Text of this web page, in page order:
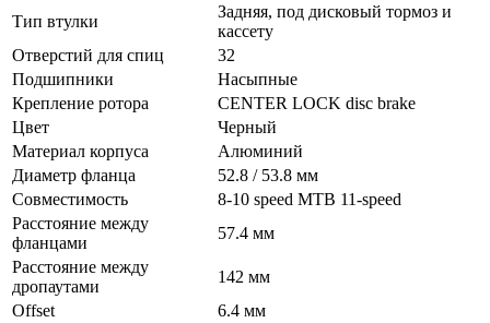
Тип втулки
Задняя, под дисковый тормоз и
кассету
Отверстий для спиц
32
Подшипники
Насыпные
Крепление ротора
CENTER LOCK disc brake
Цвет
Черный
Материал корпуса
Алюминий
Диаметр фланца
52.8 / 53.8 мм
Совместимость
8-10 speed MTB 11-speed
Расстояние между
фланцами
57.4 мм
Расстояние между
дропаутами
142 мм
Offset
6.4 мм